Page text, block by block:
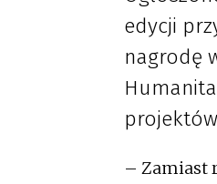
edycji
nagrodę
– Zamiast